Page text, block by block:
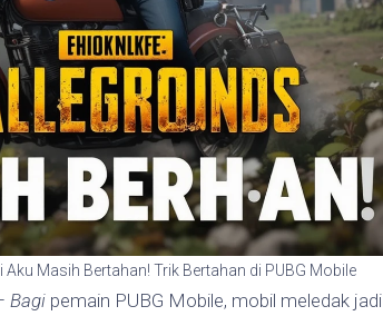
Aku Masih Bertahan! Trik Bertahan di PUBG Mobile
Bagi pemain PUBG Mobile, mobil meledak jadi